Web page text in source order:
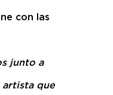
con las
junto a
artista que